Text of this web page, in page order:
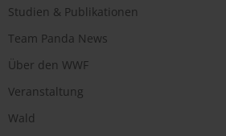
Studien & Publikationen
Team Panda News
Über den WWF
Veranstaltung
Wald